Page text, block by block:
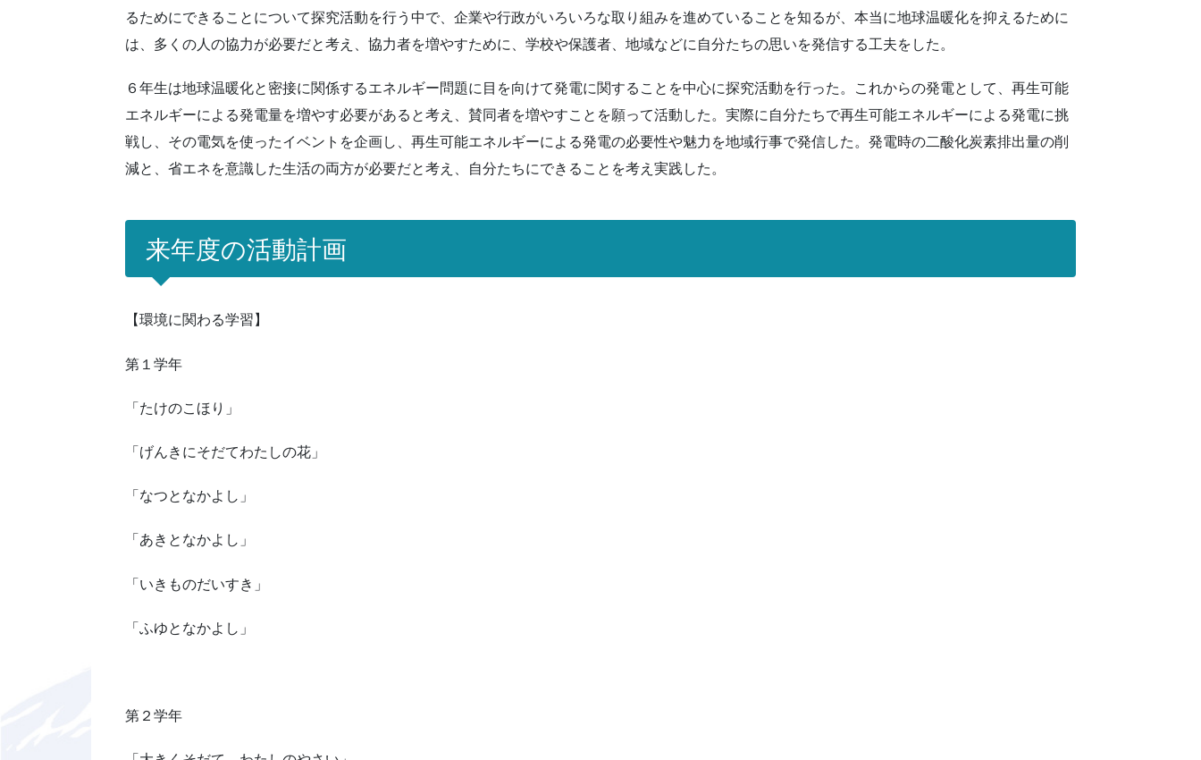
るためにできることについて探究活動を行う中で、企業や行政がいろいろな取り組みを進めていることを知るが、本当に地球温暖化を抑えるために
は、多くの人の協力が必要だと考え、協力者を増やすために、学校や保護者、地域などに自分たちの思いを発信する工夫をした。
６年生は地球温暖化と密接に関係するエネルギー問題に目を向けて発電に関することを中心に探究活動を行った。これからの発電として、再生可能
エネルギーによる発電量を増やす必要があると考え、賛同者を増やすことを願って活動した。実際に自分たちで再生可能エネルギーによる発電に挑
戦し、その電気を使ったイベントを企画し、再生可能エネルギーによる発電の必要性や魅力を地域行事で発信した。発電時の二酸化炭素排出量の削
減と、省エネを意識した生活の両方が必要だと考え、自分たちにできることを考え実践した。
来年度の活動計画
【環境に関わる学習】
第１学年
「たけのこほり」
「げんきにそだてわたしの花」
「なつとなかよし」
「あきとなかよし」
「いきものだいすき」
「ふゆとなかよし」
第２学年